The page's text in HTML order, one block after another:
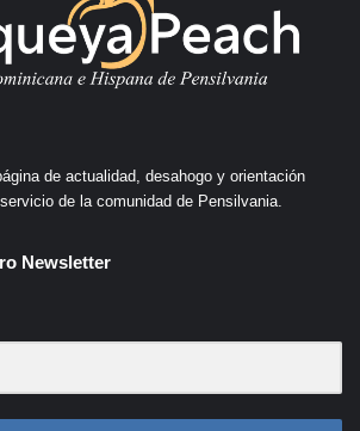
de actualidad, desahogo y orientación
de la comunidad de Pensilvania.
Newsletter